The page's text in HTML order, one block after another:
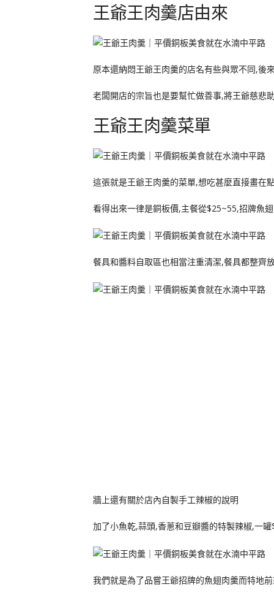
王爺王肉羹店由來
原本還納悶王爺王肉羹的店名有些與眾不同,後
老闆開店的宗旨也是要幫忙做善事,將王爺慈悲
王爺王肉羹菜單
這張就是王爺王肉羹的菜單,想吃甚麼直接畫在
看得出來一律是銅板價,主餐從$25~55,招牌魚
餐具和醬料自取區也相當注重清潔,餐具都整齊
牆上還有關於店內自製手工辣椒的說明
加了小魚乾,蒜頭,香蔥和豆瓣醬的特製辣椒,一
我們就是為了品嘗王爺招牌的魚翅肉羹而特地